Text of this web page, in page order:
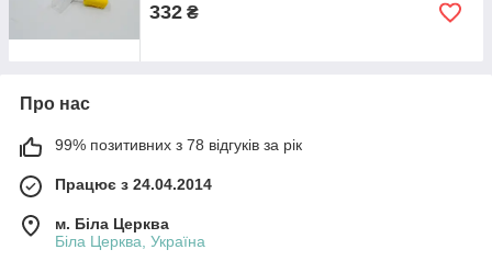
332 ₴
Про нас
99% позитивних з 78 відгуків за рік
Працює з 24.04.2014
м. Біла Церква
Біла Церква, Україна